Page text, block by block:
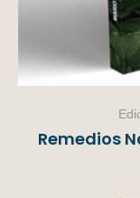
Remedios